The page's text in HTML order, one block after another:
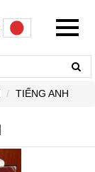
TIẾNG ANH